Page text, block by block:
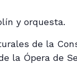
y orquesta.
de la
la Ópera de